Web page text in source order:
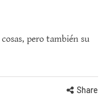
pero también su
Share